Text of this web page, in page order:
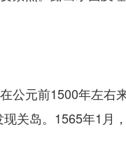
元前1500年左右
关岛。1565年1